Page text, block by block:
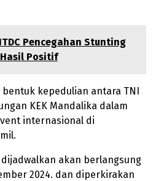
Pencegahan Stunting
Positif
kepedulian antara TNI
KEK Mandalika dalam
internasional di
dijadwalkan akan berlangsung
2024. dan diperkirakan